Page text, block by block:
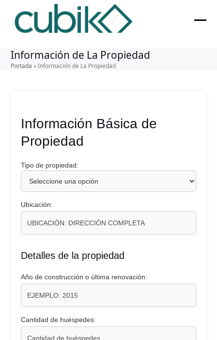
content
Información de La Propiedad
Portada »Información de La Propiedad
Información Básica de
Propiedad
Tipo de propiedad:
Ubicación:
Detalles de la propiedad
Año de construcción o última renovación:
Cantidad de huéspedes: